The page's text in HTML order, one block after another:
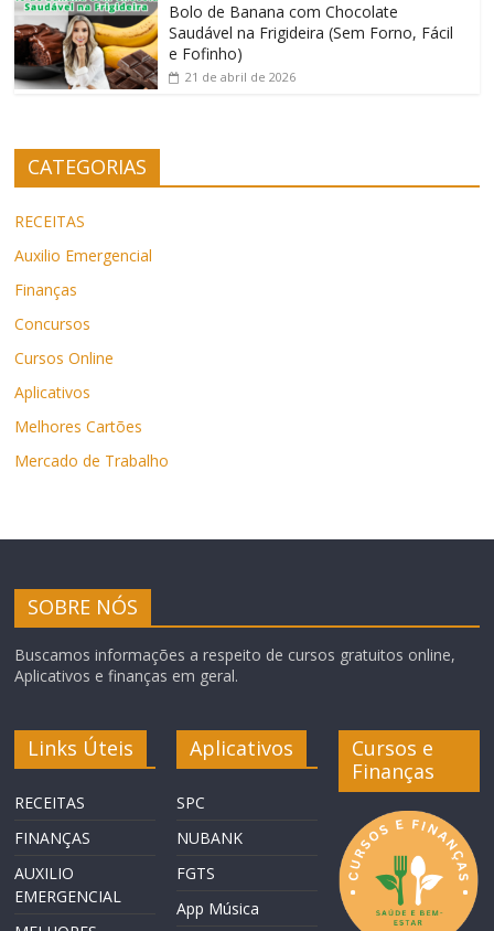
Bolo de Banana com Chocolate
Saudável na Frigideira (Sem Forno, Fácil
e Fofinho)
21 de abril de 2026
CATEGORIAS
RECEITAS
Auxilio Emergencial
Finanças
Concursos
Cursos Online
Aplicativos
Melhores Cartões
Mercado de Trabalho
SOBRE NÓS
Buscamos informações a respeito de cursos gratuitos online,
Aplicativos e finanças em geral.
Links Úteis
RECEITAS
FINANÇAS
AUXILIO
EMERGENCIAL
Aplicativos
SPC
NUBANK
FGTS
App Música
Cursos e
Finanças